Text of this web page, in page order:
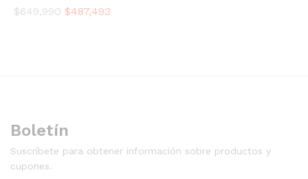
$649,990 $487,493
Boletín
Suscríbete para obtener información sobre productos y
cupones.